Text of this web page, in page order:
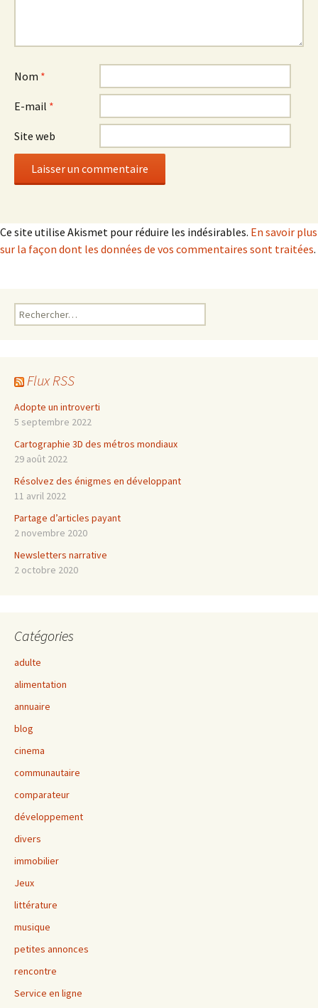
Nom *
E-mail *
Site web
Ce site utilise Akismet pour réduire les indésirables. En savoir plus
sur la façon dont les données de vos commentaires sont traitées.
Rechercher :
Flux RSS
Adopte un introverti
5 septembre 2022
Cartographie 3D des métros mondiaux
29 août 2022
Résolvez des énigmes en développant
11 avril 2022
Partage d’articles payant
2 novembre 2020
Newsletters narrative
2 octobre 2020
Catégories
adulte
alimentation
annuaire
blog
cinema
communautaire
comparateur
développement
divers
immobilier
Jeux
littérature
musique
petites annonces
rencontre
Service en ligne